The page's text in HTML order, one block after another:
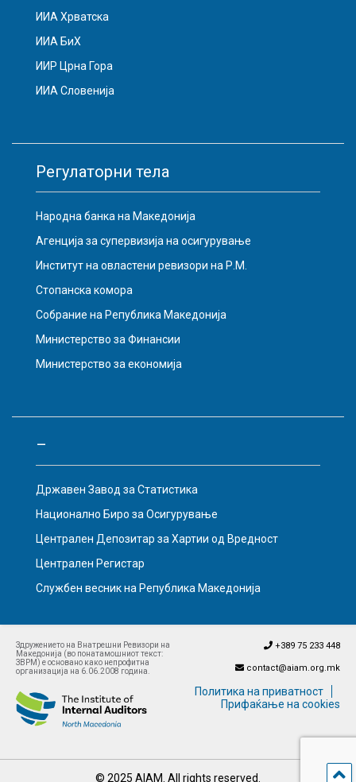
ИИА Хрватска
ИИА БиХ
ИИР Црна Гора
ИИА Словенија
Регулаторни тела
Народна банка на Македонија
Агенција за супервизија на осигурување
Институт на овластени ревизори на Р.М.
Стопанска комора
Собрание на Република Македонија
Министерство за Финансии
Министерство за економија
–
Државен Завод за Статистика
Национално Биро за Осигурување
Централен Депозитар за Хартии од Вредност
Централен Регистар
Службен весник на Република Македонија
Здружението на Внатрешни Ревизори на
Македонија (во понатамошниот текст:
ЗВРМ) е основано како непрофитна
организација на 6.06.2008 година.
+389 75 233 448
contact@aiam.org.mk
Политика на приватност
Прифаќање на cookies
© 2025 AIAM. All rights reserved.